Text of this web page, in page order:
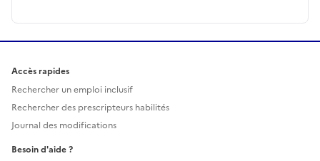
Accès rapides
Rechercher un emploi inclusif
Rechercher des prescripteurs habilités
Journal des modifications
Besoin d'aide ?